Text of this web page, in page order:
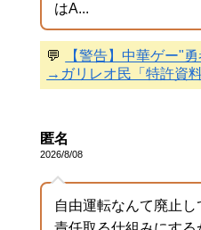
はA...
💬
【警告】中華ゲー"
→ガリレオ民「特許資
匿名
2026/8/08
自由運転なんて廃止